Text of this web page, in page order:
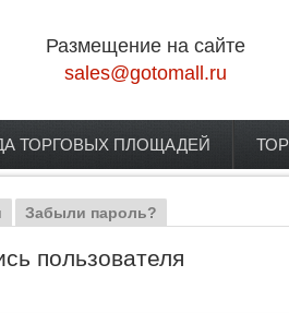
Размещение на сайте
sales@gotomall.ru
ТОРГОВЫХ ПЛОЩАДЕЙ
вкладка)
Забыли пароль?
пользователя